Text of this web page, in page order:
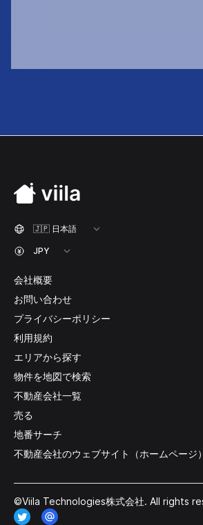
会社概要
お問い合わせ
プライバシーポリシー
利用規約
エリアから探す
物件を地図で検索
不動産会社一覧
売る
地番サーチ
不動産会社のウェブサイト（ホームページ）
©Viila Technologies株式会社. All rights